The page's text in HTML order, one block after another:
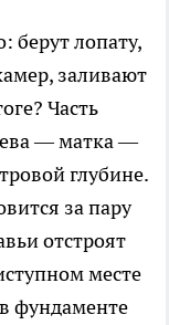
берут лопату,
заливают
Часть
— матка —
глубине.
за пару
отстроят
месте
фундаменте